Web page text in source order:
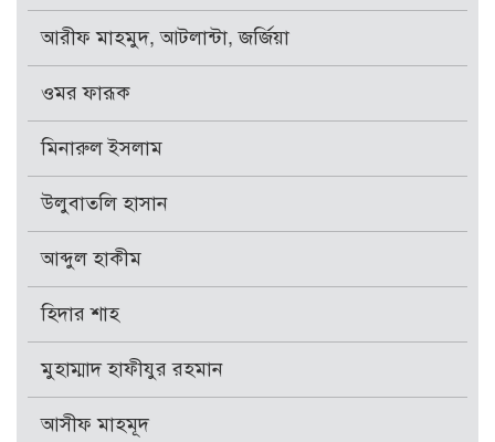
আরীফ মাহমুদ, আটলান্টা, জর্জিয়া
ওমর ফারূক
মিনারুল ইসলাম
উলুবাতলি হাসান
আব্দুল হাকীম
হিদার শাহ
মুহাম্মাদ হাফীযুর রহমান
আসীফ মাহমূদ